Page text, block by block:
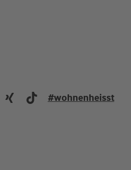
#wohnenheisst